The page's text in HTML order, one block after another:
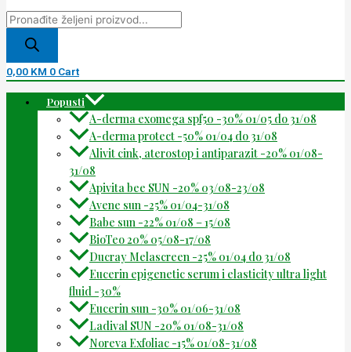
0,00 KM 0 Cart
Popusti
A-derma exomega spf50 -30% 01/05 do 31/08
A-derma protect -50% 01/04 do 31/08
Alivit cink, aterostop i antiparazit -20% 01/08-
31/08
Apivita bee SUN -20% 03/08-23/08
Avene sun -25% 01/04-31/08
Babe sun -22% 01/08 – 15/08
BioTeo 20% 05/08-17/08
Ducray Melascreen -25% 01/04 do 31/08
Eucerin epigenetic serum i elasticity ultra light
fluid -30%
Eucerin sun -30% 01/06-31/08
Ladival SUN -20% 01/08-31/08
Noreva Exfoliac -15% 01/08-31/08